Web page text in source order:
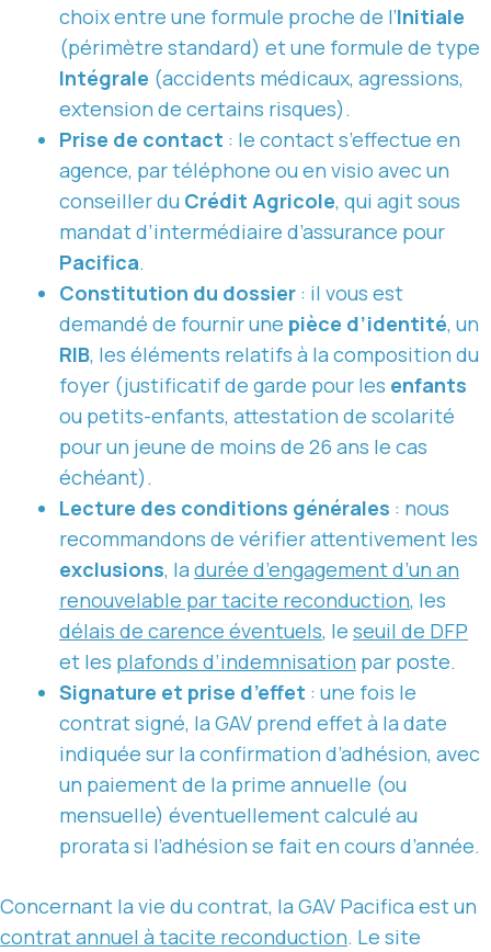
choix entre une formule proche de l’Initiale
(périmètre standard) et une formule de type
Intégrale (accidents médicaux, agressions,
extension de certains risques).
Prise de contact : le contact s’effectue en
agence, par téléphone ou en visio avec un
conseiller du Crédit Agricole, qui agit sous
mandat d’intermédiaire d’assurance pour
Pacifica.
Constitution du dossier : il vous est
demandé de fournir une pièce d’identité, un
RIB, les éléments relatifs à la composition du
foyer (justificatif de garde pour les enfants
ou petits-enfants, attestation de scolarité
pour un jeune de moins de 26 ans le cas
échéant).
Lecture des conditions générales : nous
recommandons de vérifier attentivement les
exclusions, la durée d’engagement d’un an
renouvelable par tacite reconduction, les
délais de carence éventuels, le seuil de DFP
et les plafonds d’indemnisation par poste.
Signature et prise d’effet : une fois le
contrat signé, la GAV prend effet à la date
indiquée sur la confirmation d’adhésion, avec
un paiement de la prime annuelle (ou
mensuelle) éventuellement calculé au
prorata si l’adhésion se fait en cours d’année.
Concernant la vie du contrat, la GAV Pacifica est un
contrat annuel à tacite reconduction. Le site